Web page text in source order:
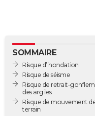
BONS PLANS
CARTE DE VOEUX
Carte de Noël
Carte Bonne année
Carte Saint-Valentin
Carte Pâques
Carte d'anniversaire
DICTIONNAIRE
Dictionnaire
Biographies
Citations
Expressions
Proverbes
PROGRAMME TV
SOMMAIRE
Risque d’inondation
Risque de séisme
Risque de retrait-
des argiles
Risque de mouvement
terrain